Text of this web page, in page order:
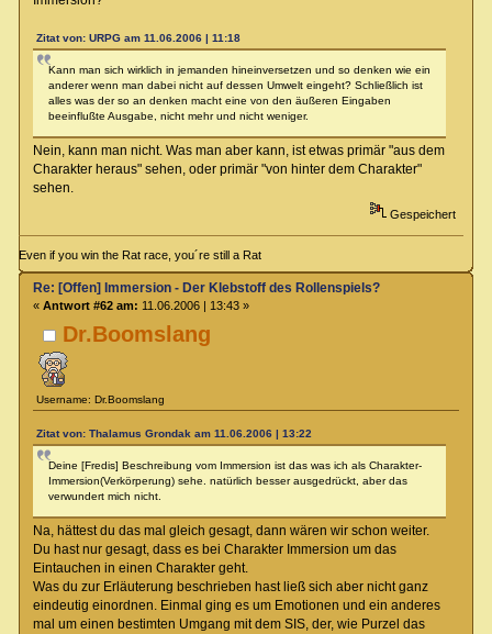
Zitat von: URPG am 11.06.2006 | 11:18
Kann man sich wirklich in jemanden hineinversetzen und so denken wie ein
anderer wenn man dabei nicht auf dessen Umwelt eingeht? Schließlich ist
alles was der so an denken macht eine von den äußeren Eingaben
beeinflußte Ausgabe, nicht mehr und nicht weniger.
Nein, kann man nicht. Was man aber kann, ist etwas primär "aus dem
Charakter heraus" sehen, oder primär "von hinter dem Charakter"
sehen.
Gespeichert
Even if you win the Rat race, you´re still a Rat
Dr.Boomslang
Username: Dr.Boomslang
Re: [Offen] Immersion - Der Klebstoff des Rollenspiels?
« Antwort #62 am: 11.06.2006 | 13:43 »
Zitat von: Thalamus Grondak am 11.06.2006 | 13:22
Deine [Fredis] Beschreibung vom Immersion ist das was ich als Charakter-
Immersion(Verkörperung) sehe. natürlich besser ausgedrückt, aber das
verwundert mich nicht.
Na, hättest du das mal gleich gesagt, dann wären wir schon weiter.
Du hast nur gesagt, dass es bei Charakter Immersion um das
Eintauchen in einen Charakter geht.
Was du zur Erläuterung beschrieben hast ließ sich aber nicht ganz
eindeutig einordnen. Einmal ging es um Emotionen und ein anderes
mal um einen bestimten Umgang mit dem SIS, der, wie Purzel das